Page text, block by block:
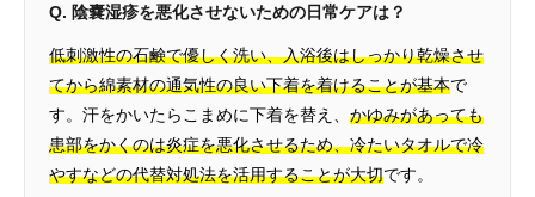
Q. 陰嚢湿疹を悪化させないための日常ケアは？
低刺激性の石鹸で優しく洗い、入浴後はしっかり乾燥させ
てから綿素材の通気性の良い下着を着けることが基本で
す。汗をかいたらこまめに下着を替え、 かゆみがあっても
患部をかくのは炎症を悪化させるため、冷たいタオルで冷
やすなどの代替対処法を活用することが大切です。